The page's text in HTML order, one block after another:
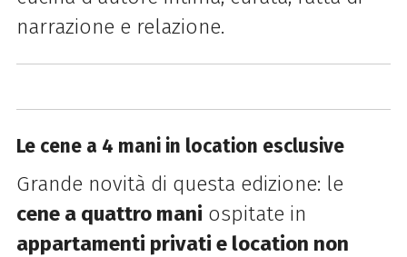
narrazione e relazione.
Le cene a 4 mani in location esclusive
Grande novità di questa edizione: le
cene a quattro mani ospitate in
appartamenti privati e location non